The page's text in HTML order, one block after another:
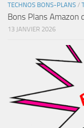
TECHNOS BONS-PLANS /
Bons Plans Amazon
13 JANVIER 2026